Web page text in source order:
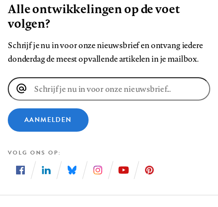
Alle ontwikkelingen op de voet
volgen?
Schrijf je nu in voor onze nieuwsbrief en ontvang iedere
donderdag de meest opvallende artikelen in je mailbox.
E-
mailadres
AANMELDEN
VOLG ONS OP
ons
ons
ons
ons
ons
ons